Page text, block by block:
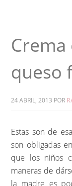
queso
24 ABRIL, 2013 POR
Estas son de
son obligadas
que los niños
maneras de
la madre es